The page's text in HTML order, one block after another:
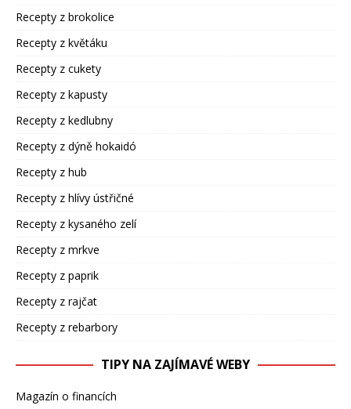
Recepty z brokolice
Recepty z květáku
Recepty z cukety
Recepty z kapusty
Recepty z kedlubny
Recepty z dýně hokaidó
Recepty z hub
Recepty z hlívy ústřičné
Recepty z kysaného zelí
Recepty z mrkve
Recepty z paprik
Recepty z rajčat
Recepty z rebarbory
TIPY NA ZAJÍMAVÉ WEBY
Magazín o financích